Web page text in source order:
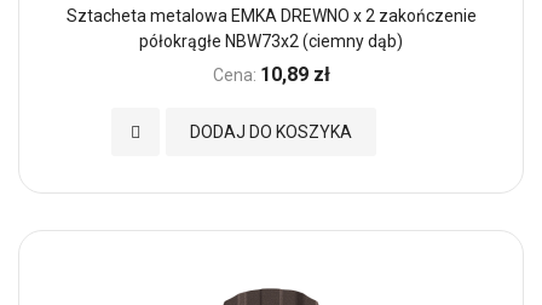
Sztacheta metalowa EMKA DREWNO x 2 zakończenie
półokrągłe NBW73x2 (ciemny dąb)
Cena: 10,89 zł
DODAJ DO KOSZYKA
Dodaj do Ulubionych